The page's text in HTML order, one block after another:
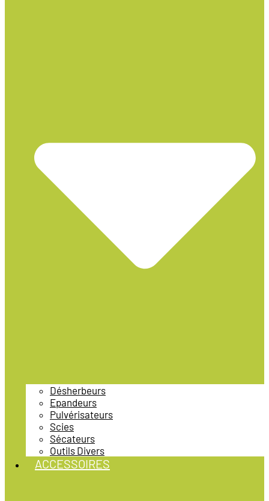
Désherbeurs
Epandeurs
Pulvérisateurs
Scies
Sécateurs
Outils Divers
ACCESSOIRES